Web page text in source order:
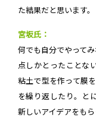
た結果だと思います。
宮坂氏：
何でも自分でやって
点しかとったことな
粘土で型を作って膜
を繰り返したり。と
新しいアイデアをもら